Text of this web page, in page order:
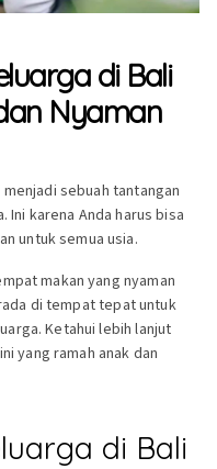
di Bali
Nyaman
sebuah tantangan
karena Anda harus bisa
untuk semua usia.
makan yang nyaman
di tempat tepat untuk
Ketahui lebih lanjut
yang ramah anak dan
di Bali